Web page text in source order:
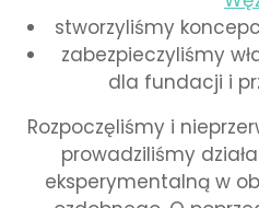
stworzyliśmy
zabezpieczyliśmy
dla fundacji i
Rozpoczęliśmy i
prowadziliśmy
eksperymentalną w